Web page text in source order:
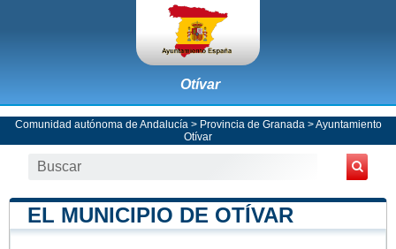
Otívar
Comunidad autónoma de Andalucía > Provincia de Granada >Ayuntamiento
Otívar
EL MUNICIPIO DE OTÍVAR